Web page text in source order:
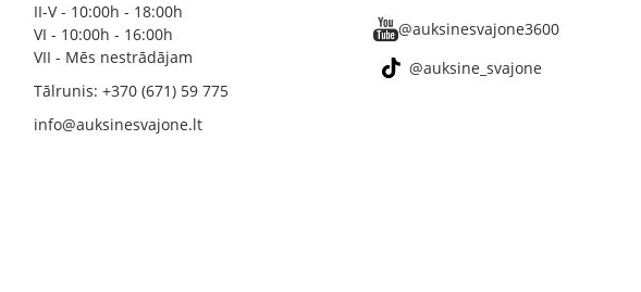
II-V - 10:00h - 18:00h
VI - 10:00h - 16:00h
VII - Mēs nestrādājam
Tālrunis: +370 (671) 59 775
info@auksinesvajone.lt
@auksinesvajone3600
@auksine_svajone